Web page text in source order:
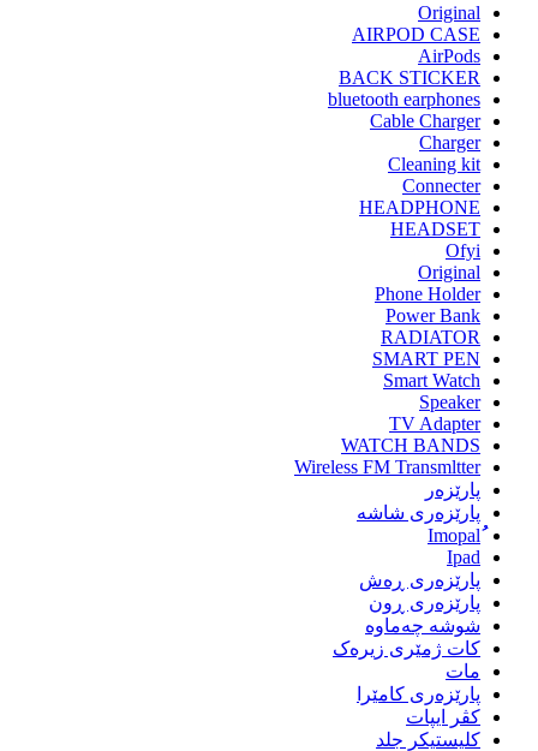
Original
AIRPOD CASE
AirPods
BACK STICKER
bluetooth earphones
Cable Charger
Charger
Cleaning kit
Connecter
HEADPHONE
HEADSET
Ofyi
Original
Phone Holder
Power Bank
RADIATOR
SMART PEN
Smart Watch
Speaker
TV Adapter
WATCH BANDS
Wireless FM Transmltter
پارێزەر
پارێزەری شاشە
Ipad
پارێزەری ڕەش
پارێزەری ڕون
شوشە چەماوە
کات ژمێری زیرەک
مات
پارێزەری کامێرا
کڤر ایپات
کلیستیکر جلد